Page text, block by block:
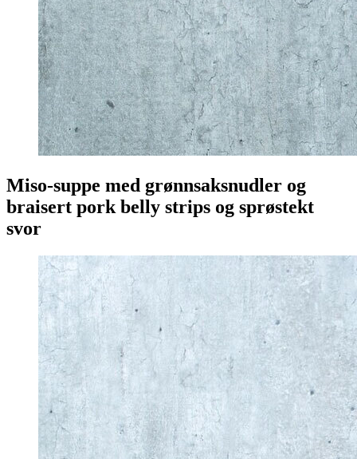
Miso-suppe med grønnsaksnudler og
braisert pork belly strips og sprøstekt
svor